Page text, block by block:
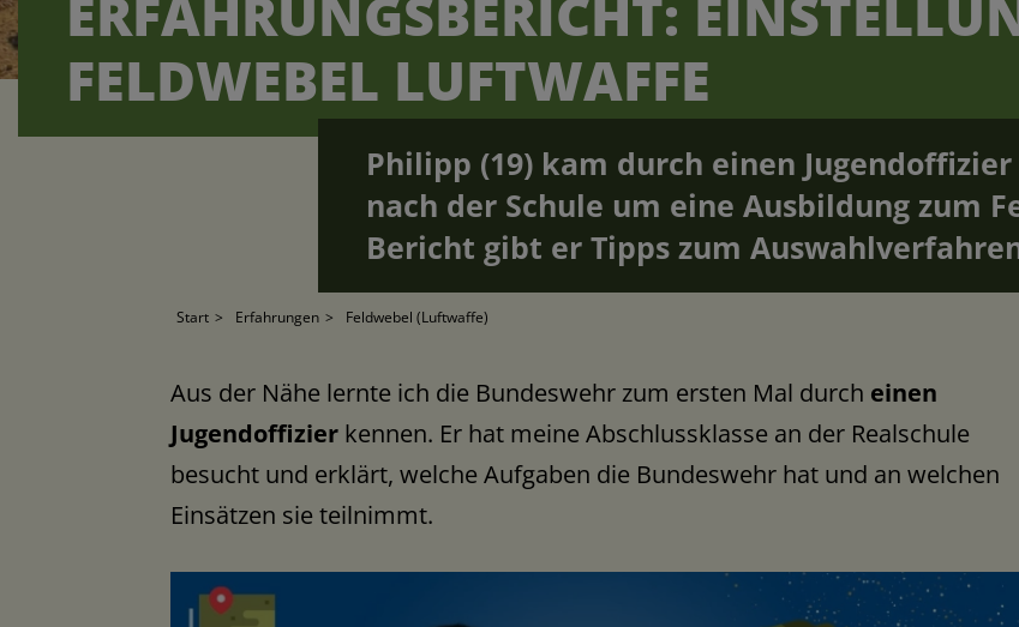
ERFAHRUNGSBERICHT:
FELDWEBEL LUFTWAFFE
Philipp (19) kam durch einen
nach der Schule um eine Ausbildung zum
Bericht gibt er Tipps zum
Start Erfahrungen Feldwebel (Luftwaffe)
Aus der Nähe lernte ich die Bundeswehr zum ersten Mal durch einen
Jugendoffizier kennen. Er hat meine Abschlussklasse an der Realschule
besucht und erklärt, welche Aufgaben die Bundeswehr hat und an welchen
Einsätzen sie teilnimmt.